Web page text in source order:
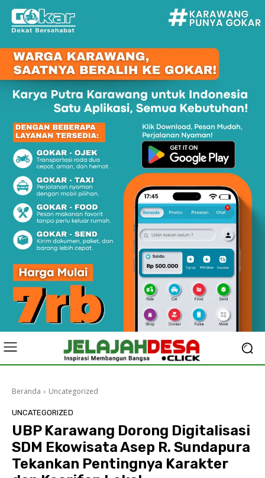
Beranda Uncategorized
UNCATEGORIZED
UBP Karawang Dorong Digitalisasi
SDM Ekowisata Asep R. Sundapura
Tekankan Pentingnya Karakter